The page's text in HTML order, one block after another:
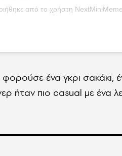
από το χρήστη NextMiniMemer
ένα γκρι σακάκι,
ήταν πιο casual με ένα